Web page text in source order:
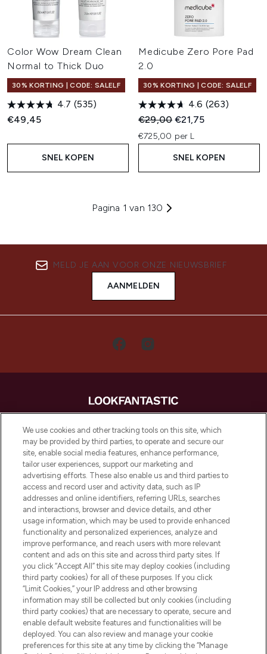
Color Wow Dream Clean
Normal to Thick Duo
30% KORTING | CODE: SALELF
4.7 (535)
€49,45
SNEL KOPEN
Medicube Zero Pore Pad
2.0
30% KORTING | CODE: SALELF
4.6 (263)
Recommended Retail Price:
€29,00Huidige prijs:
€21,75
€725,00 per L
SNEL KOPEN
Pagina 1 van 130
MELD JE AAN VOOR ONZE NIEUWSBRIEF
AANMELDEN
LOOKFANTASTIC is de ultieme online
beautybestemming van Europa, met de
beste huidverzorging, haarproducten en
make-up van meer dan 200 topmerken.
Shop online of via de app, met gratis
verzending vanaf €40.
Cookie-toestemming
Do Not Sell or Share My Personal
Information
HELP & INFORMATIE
BEDRIJFSINFORMATIE
OVER LOOKFANTASTIC
We use cookies and other tracking tools on this site, which
may be provided by third parties, to operate and secure our
site, enable social media features, enhance performance,
tailor user experiences, support our marketing and
advertising efforts. These also enable us and third parties to
access and record user and activity data, such as IP
addresses and online identifiers, referring URLs, searches
and interactions, browser and device details, and other
usage information, which may be used to provide enhanced
functionality and personalized experiences, analyze and
improve performance, and reach users with more relevant
content and ads on this site and across third party sites. If
you click “Accept All” this site may deploy cookies (including
third party cookies) for all of these purposes. If you click
“Limit Cookies,” your IP address and other browsing
information may still be collected but only cookies (including
third party cookies) that are necessary to operate, secure and
enable default website features and functionalities will be
deployed. You can also review and manage your cookie
preferences for this site at any time by clicking the “Manage